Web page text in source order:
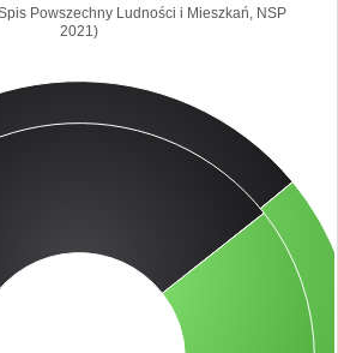
Powszechny Ludności i Mieszkań, NSP
2021)